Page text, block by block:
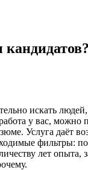
искать
у вас, можно
Услуга даёт
фильтры:
лет опыта,